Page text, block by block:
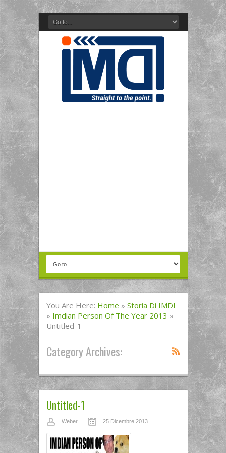
You Are Here: Home » Storia Di IMDI
» Imdian Person Of The Year 2013 »
Untitled-1
Category Archives:
Untitled-1
Weber 25 Dicembre 2013